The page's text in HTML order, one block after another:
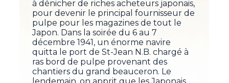
à dénicher de riches acheteurs japonais,
pour devenir le principal fournisseur de
pulpe pour les magazines de tout le
Japon. Dans la soirée du 6 au 7
décembre 1941, un énorme navire
quitta le port de St-Jean N.B. chargé à
ras bord de pulpe provenant des
chantiers du grand beauceron. Le